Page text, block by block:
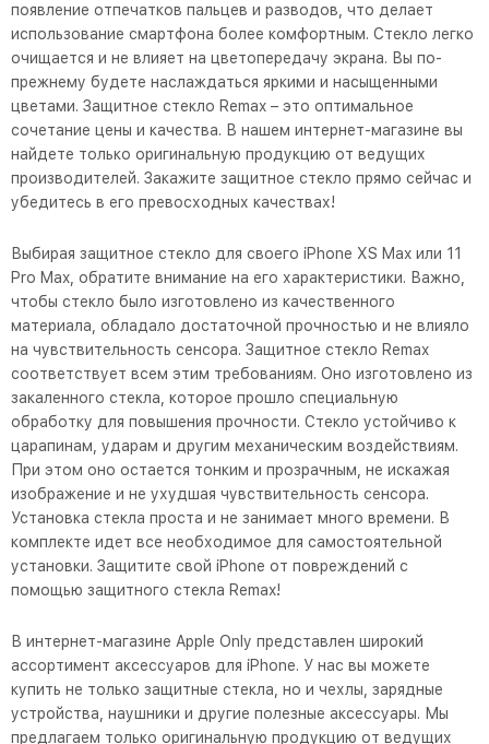
появление отпечатков пальцев и разводов, что делает
использование смартфона более комфортным. Стекло легко
очищается и не влияет на цветопередачу экрана. Вы по-
прежнему будете наслаждаться яркими и насыщенными
цветами. Защитное стекло Remax – это оптимальное
сочетание цены и качества. В нашем интернет-магазине вы
найдете только оригинальную продукцию от ведущих
производителей. Закажите защитное стекло прямо сейчас и
убедитесь в его превосходных качествах!
Выбирая защитное стекло для своего iPhone XS Max или 11
Pro Max, обратите внимание на его характеристики. Важно,
чтобы стекло было изготовлено из качественного
материала, обладало достаточной прочностью и не влияло
на чувствительность сенсора. Защитное стекло Remax
соответствует всем этим требованиям. Оно изготовлено из
закаленного стекла, которое прошло специальную
обработку для повышения прочности. Стекло устойчиво к
царапинам, ударам и другим механическим воздействиям.
При этом оно остается тонким и прозрачным, не искажая
изображение и не ухудшая чувствительность сенсора.
Установка стекла проста и не занимает много времени. В
комплекте идет все необходимое для самостоятельной
установки. Защитите свой iPhone от повреждений с
помощью защитного стекла Remax!
В интернет-магазине Apple Only представлен широкий
ассортимент аксессуаров для iPhone. У нас вы можете
купить не только защитные стекла, но и чехлы, зарядные
устройства, наушники и другие полезные аксессуары. Мы
предлагаем только оригинальную продукцию от ведущих